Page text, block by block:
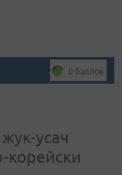
0 баллов
усач
корейски